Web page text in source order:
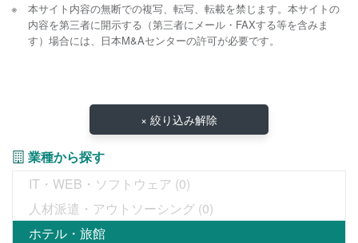
本サイト内容の無断での複写、転写、転載を禁じます。本サイトの
内容を第三者に開示する（第三者にメール・FAXする等を含みま
す）場合には、日本M&Aセンターの許可が必要です。
× 絞り込み解除
業種から探す
IT・WEB・ソフトウェア (0)
人材派遣・アウトソーシング (0)
ホテル・旅館